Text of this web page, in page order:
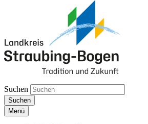
Suchen
Suchen
Menü